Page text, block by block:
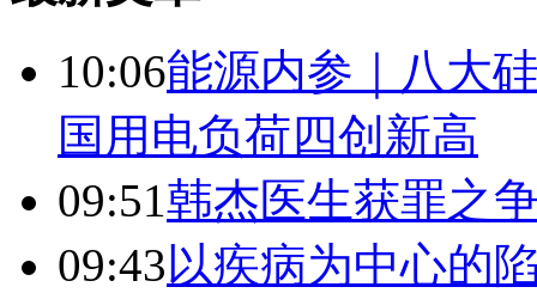
10:06能源内参｜八大
国用电负荷四创新高
09:51韩杰医生获罪之
09:43以疾病为中心的